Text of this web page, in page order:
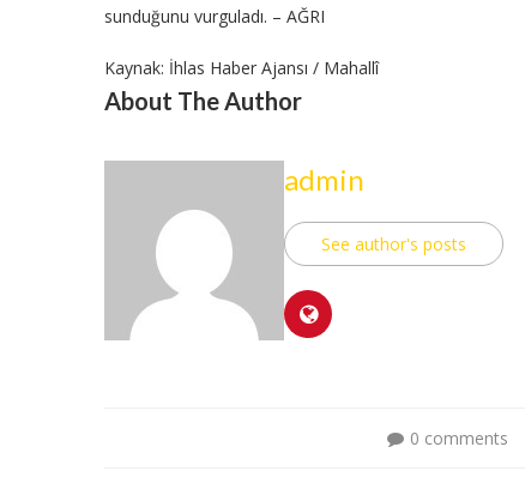
sunduğunu vurguladı. – AĞRI
Kaynak: İhlas Haber Ajansı / Mahallî
About The Author
admin
See author's posts
0 comments